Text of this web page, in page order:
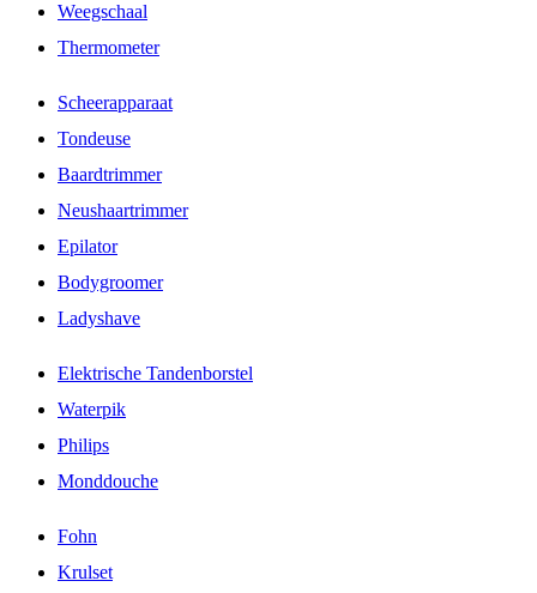
Weegschaal
Thermometer
Scheerapparaat
Tondeuse
Baardtrimmer
Neushaartrimmer
Epilator
Bodygroomer
Ladyshave
Elektrische Tandenborstel
Waterpik
Philips
Monddouche
Fohn
Krulset